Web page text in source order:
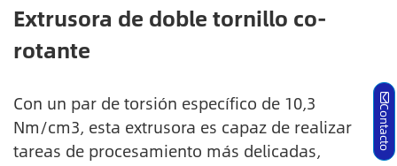
Extrusora de doble tornillo co-
rotante
Con un par de torsión específico de 10,3
Nm/cm3, esta extrusora es capaz de realizar
tareas de procesamiento más delicadas,
Contacto